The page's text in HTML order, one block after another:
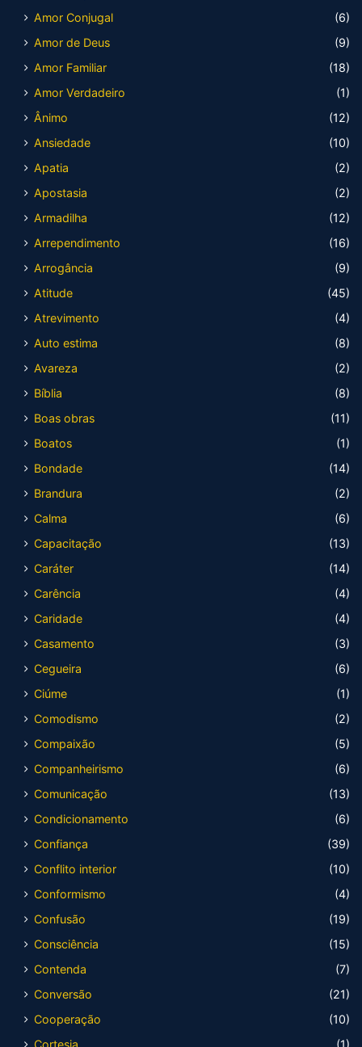
Amor Conjugal
(6)
Amor de Deus
(9)
Amor Familiar
(18)
Amor Verdadeiro
(1)
Ânimo
(12)
Ansiedade
(10)
Apatia
(2)
Apostasia
(2)
Armadilha
(12)
Arrependimento
(16)
Arrogância
(9)
Atitude
(45)
Atrevimento
(4)
Auto estima
(8)
Avareza
(2)
Bíblia
(8)
Boas obras
(11)
Boatos
(1)
Bondade
(14)
Brandura
(2)
Calma
(6)
Capacitação
(13)
Caráter
(14)
Carência
(4)
Caridade
(4)
Casamento
(3)
Cegueira
(6)
Ciúme
(1)
Comodismo
(2)
Compaixão
(5)
Companheirismo
(6)
Comunicação
(13)
Condicionamento
(6)
Confiança
(39)
Conflito interior
(10)
Conformismo
(4)
Confusão
(19)
Consciência
(15)
Contenda
(7)
Conversão
(21)
Cooperação
(10)
Cortesia
(1)